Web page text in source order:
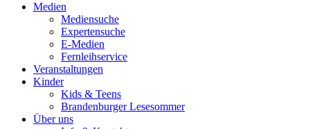
Medien
Mediensuche
Expertensuche
E-Medien
Fernleihservice
Veranstaltungen
Kinder
Kids & Teens
Brandenburger Lesesommer
Über uns